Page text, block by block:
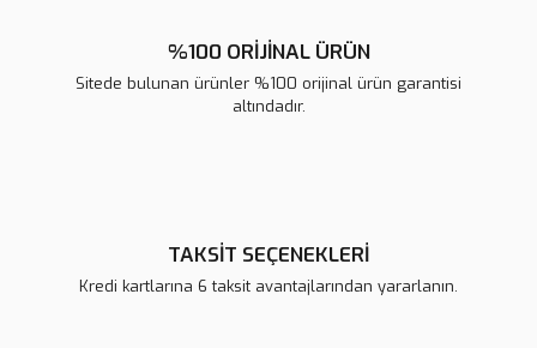
%100 ORİJİNAL ÜRÜN
Sitede bulunan ürünler %100 orijinal ürün garantisi
altındadır.
TAKSİT SEÇENEKLERİ
Kredi kartlarına 6 taksit avantajlarından yararlanın.